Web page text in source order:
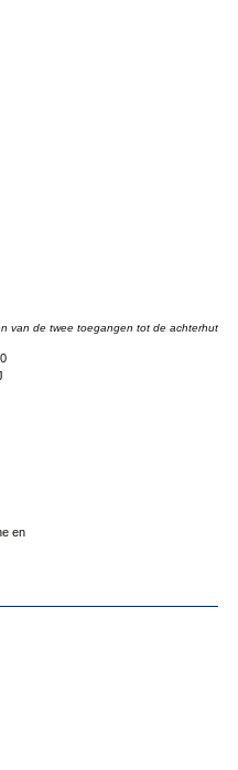
van de twee toegangen tot de achterhut
en